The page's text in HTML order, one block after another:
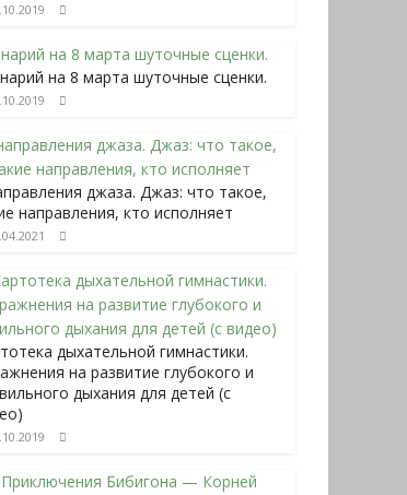
на 8 марта шуточные сценки.
джаза. Джаз: что такое,
направления, кто исполняет
дыхательной гимнастики.
на развитие глубокого и
дыхания для детей (с